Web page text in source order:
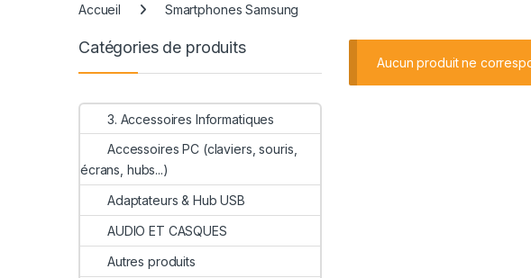
Accueil Smartphones Samsung
Aucun produit ne
Catégories de produits
3. Accessoires Informatiques
Accessoires PC (claviers, souris,
écrans, hubs...)
Adaptateurs & Hub USB
AUDIO ET CASQUES
Autres produits